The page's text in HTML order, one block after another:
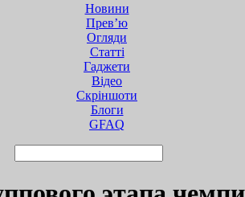
Новини
Прев’ю
Огляди
Статті
Гаджети
Відео
Cкріншоти
Блоги
GFAQ